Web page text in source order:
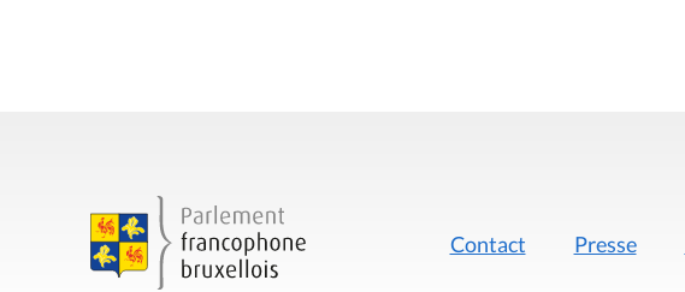
Contact Presse